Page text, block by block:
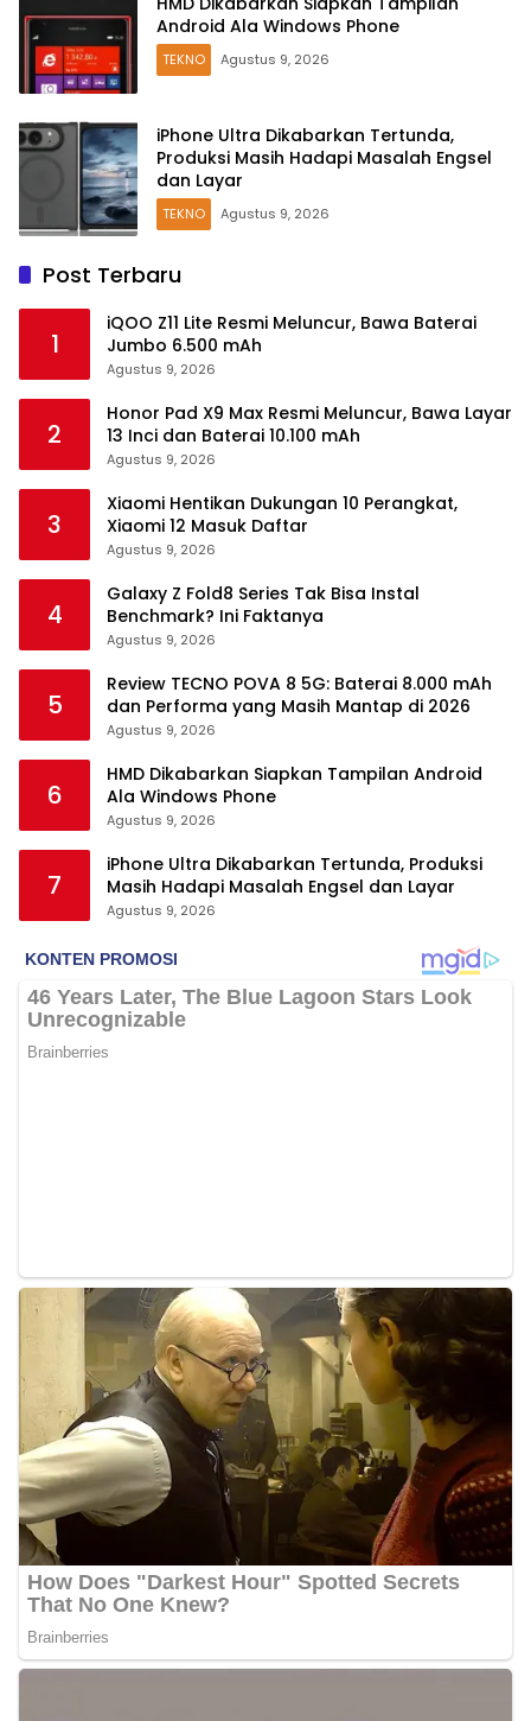
Android Ala Windows Phone
TEKNO Agustus 9, 2026
iPhone Ultra Dikabarkan Tertunda,
Produksi Masih Hadapi Masalah Engsel
dan Layar
TEKNO Agustus 9, 2026
Post Terbaru
1
iQOO Z11 Lite Resmi Meluncur, Bawa Baterai
Jumbo 6.500 mAh
Agustus 9, 2026
2
Honor Pad X9 Max Resmi Meluncur, Bawa Layar
13 Inci dan Baterai 10.100 mAh
Agustus 9, 2026
3
Xiaomi Hentikan Dukungan 10 Perangkat,
Xiaomi 12 Masuk Daftar
Agustus 9, 2026
4
Galaxy Z Fold8 Series Tak Bisa Instal
Benchmark? Ini Faktanya
Agustus 9, 2026
5
Review TECNO POVA 8 5G: Baterai 8.000 mAh
dan Performa yang Masih Mantap di 2026
Agustus 9, 2026
6
HMD Dikabarkan Siapkan Tampilan Android
Ala Windows Phone
Agustus 9, 2026
7
iPhone Ultra Dikabarkan Tertunda, Produksi
Masih Hadapi Masalah Engsel dan Layar
Agustus 9, 2026